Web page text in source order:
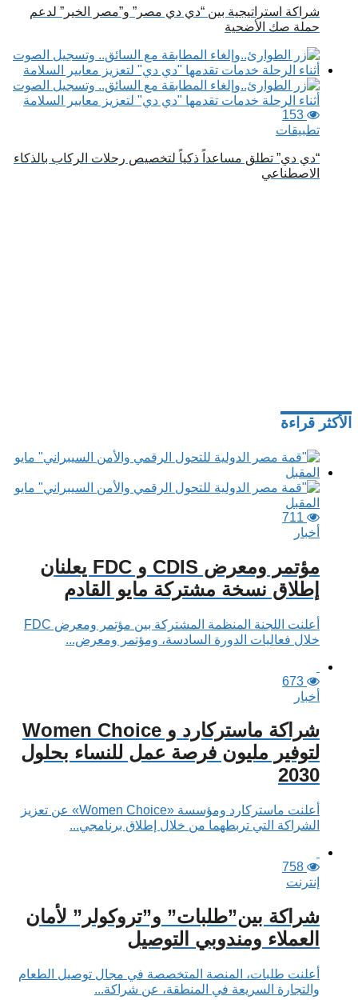
شراكة استراتيجية بين “دي دي مصر” و”مصر الخير” لدعم
حملة صك الأضحية
153
تطبيقات
“دي دي” تطلق مساعداً ذكياً لتخصيص رحلات الركاب بالذكاء
الاصطناعي
الأكثر قراءة
711
أخبار
مؤتمر ومعرض CDIS و FDC يعلنان
إطلاق نسخة مشتركة مايو القادم
أعلنت اللجنة المنظمة المشتركة بين مؤتمر ومعرض FDC
خلال فعاليات الدورة السادسة، ومؤتمر ومعرض...
673
أخبار
شراكة ماستركارد و Women Choice
لتوفير مليون فرصة عمل للنساء بحلول
2030
أعلنت ماستركارد ومؤسسة «Women Choice» عن تعزيز
الشراكة التي تربطهما من خلال إطلاق برنامجي...
758
إنترنت
شراكة بين”طلبات” و”تروكولر” لأمان
العملاء ومندوبي التوصيل
أعلنت طلبات، المنصة المتخصصة في مجال توصيل الطعام
والتجارة السريعة في المنطقة، عن شراكة...